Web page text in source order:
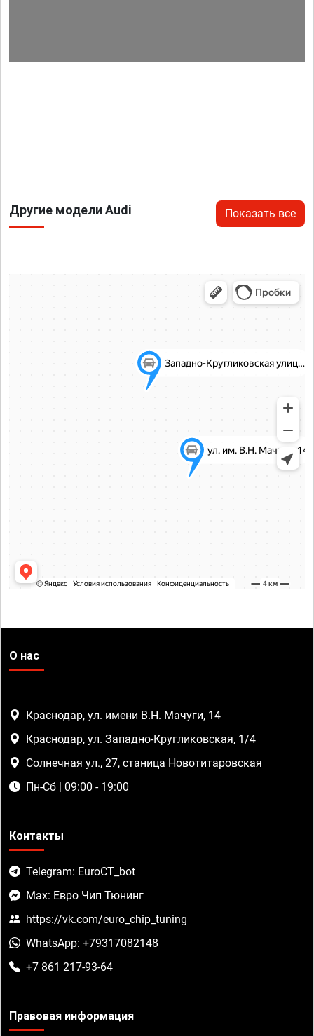
Другие модели Audi Показать все
О нас
Краснодар, ул. имени В.Н. Мачуги, 14
Краснодар, ул. Западно-Кругликовская, 1/4
Солнечная ул., 27, станица Новотитаровская
Пн-Сб | 09:00 - 19:00
Контакты
Telegram: EuroCT_bot
Max: Евро Чип Тюнинг
https://vk.com/euro_chip_tuning
WhatsApp: +79317082148
+7 861 217-93-64
Правовая информация